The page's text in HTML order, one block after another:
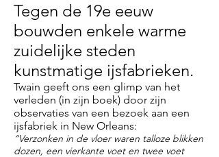
Tegen de 19e eeuw
bouwden enkele warme
zuidelijke steden
kunstmatige ijsfabrieken.
Twain geeft ons een glimp van het
verleden (in zijn boek) door zijn
observaties van een bezoek aan een
ijsfabriek in New Orleans:
“Verzonken in de vloer waren talloze blikken
dozen, een vierkante voet en twee voet